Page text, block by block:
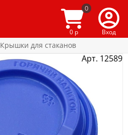
0
0 р Вход
Крышки для стаканов
Арт. 12589